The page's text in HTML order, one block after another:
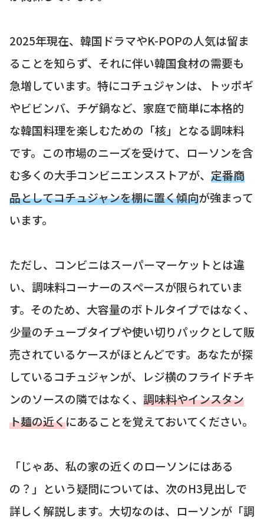
2025年現在、韓国ドラマやK-POPの人気は留ま
ることを知らず、それに伴い韓国食材の需要も
急増しています。特にコチュジャンは、トッポギ
やビビンバ、チゲ鍋など、家庭で簡単に本格的
な韓国料理を楽しむための「核」となる調味料
です。この市場のニーズを受けて、ローソンを含
む多くの大手コンビニエンスストアが、 定番商
品としてコチュジャンを棚に置く傾向が強まって
います。
ただし、コンビニはスーパーマーケットとは違
い、調味料コーナーのスペースが限られていま
す。そのため、大容量のボトルタイプではなく、
少量のチューブタイプや使い切りパックとして販
売されているケースがほとんどです。あなたが探
しているコチュジャンが、レジ横のフライドチキ
ンのソースの隣ではなく、 調味料やインスタン
ト麺の近くにあることを覚えておいてください。
「じゃあ、私の家の近くのローソンにはある
の？」という疑問については、次のH3見出しで
詳しく解説します。大切なのは、ローソンが「調